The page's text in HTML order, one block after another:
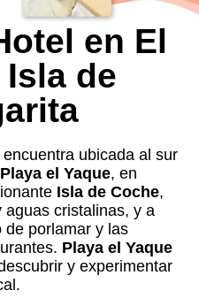
en El
Isla de
encuentra ubicada al sur
Playa el Yaque, en
Isla de Coche,
cristalinas, y a
de porlamar y las
Playa el Yaque
y experimentar